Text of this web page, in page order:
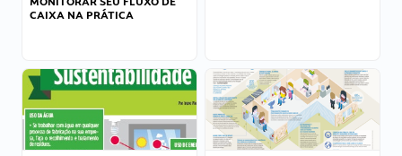
CAIXA NA PRÁTICA